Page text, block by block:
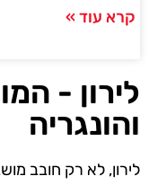
קרא עוד »
לירון -
והונגריה
לירון, לא רק חובב